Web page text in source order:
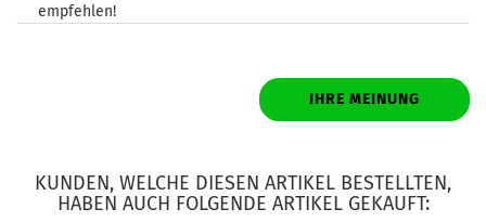
empfehlen!
IHRE MEINUNG
KUNDEN, WELCHE DIESEN ARTIKEL BESTELLTEN,
HABEN AUCH FOLGENDE ARTIKEL GEKAUFT: